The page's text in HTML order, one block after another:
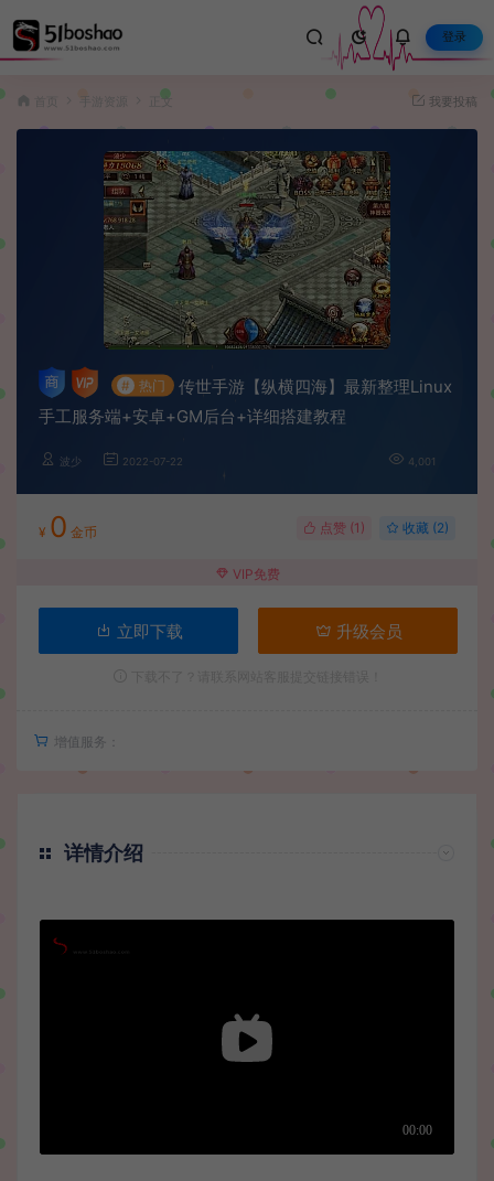
登录
手游资源 正文 我要投稿
# 热门
传世手游【纵横四海】最新整理Linux
手工服务端+安卓+GM后台+详细搭建教程
波少 2022-07-22 4,001
¥ 0 金币 点赞 (1 ) 收藏 (2)
VIP免费
立即下载 升级会员
增值服务：
详情介绍